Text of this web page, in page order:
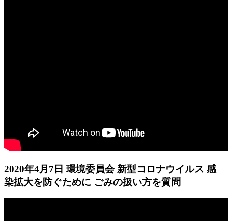
2020年4月7日 環境委員会 新型コロナウイルス 感
染拡大を防ぐために ごみの扱い方を質問